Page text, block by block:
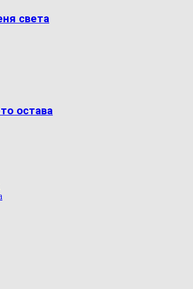
света
остава